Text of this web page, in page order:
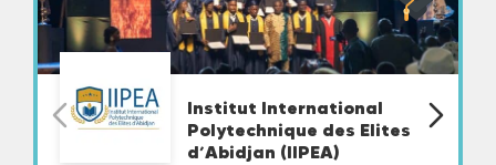
Institut International
Polytechnique des Elites
d’Abidjan (IIPEA)